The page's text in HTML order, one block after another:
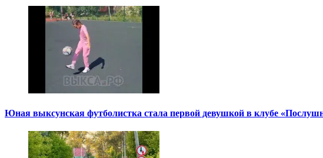
Юная выксунская футболистка стала первой девушкой в клубе